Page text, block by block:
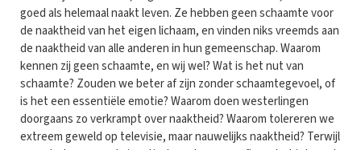
goed als helemaal naakt leven. Ze hebben geen schaamte voor
de naaktheid van het eigen lichaam, en vinden niks vreemds aan
de naaktheid van alle anderen in hun gemeenschap. Waarom
kennen zij geen schaamte, en wij wel? Wat is het nut van
schaamte? Zouden we beter af zijn zonder schaamtegevoel, of
is het een essentiële emotie? Waarom doen westerlingen
doorgaans zo verkrampt over naaktheid? Waarom tolereren we
extreem geweld op televisie, maar nauwelijks naaktheid? Terwijl